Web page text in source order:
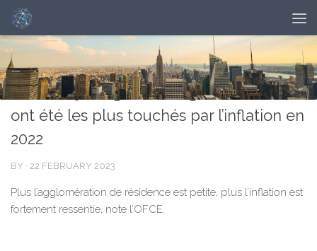
NOUVELLES 0
Les Français âgés et éloignés des villes
ont été les plus touchés par l’inflation en
2022
BY · 22 FEBRUARY 2023
Plus l’agglomération de résidence est petite, plus l’inflation est
fortement ressentie, note l’OFCE.